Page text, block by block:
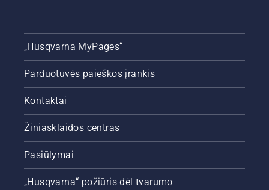
„Husqvarna MyPages“
Parduotuvės paieškos įrankis
Kontaktai
Žiniasklaidos centras
Pasiūlymai
„Husqvarna“ požiūris dėl tvarumo